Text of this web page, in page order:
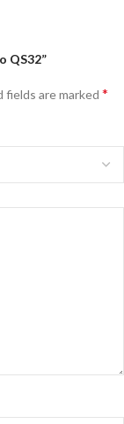
QS32”
fields are marked *